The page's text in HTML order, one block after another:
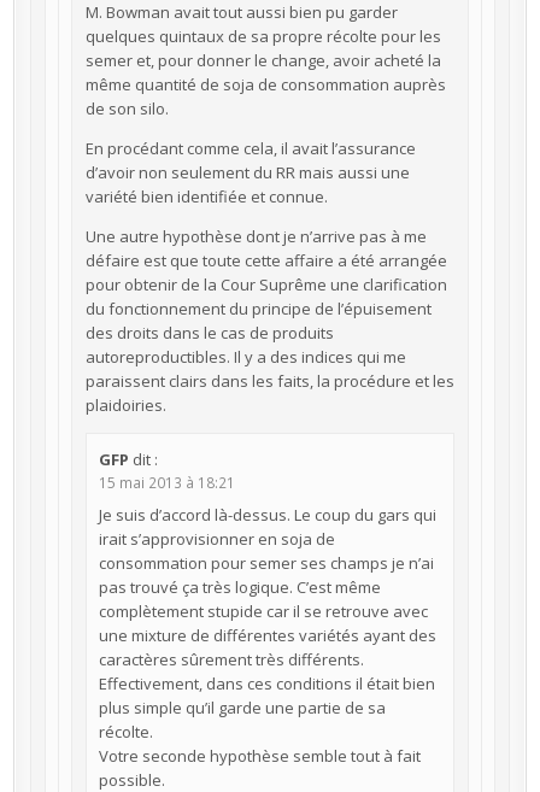
M. Bowman avait tout aussi bien pu garder
quelques quintaux de sa propre récolte pour les
semer et, pour donner le change, avoir acheté la
même quantité de soja de consommation auprès
de son silo.
En procédant comme cela, il avait l’assurance
d’avoir non seulement du RR mais aussi une
variété bien identifiée et connue.
Une autre hypothèse dont je n’arrive pas à me
défaire est que toute cette affaire a été arrangée
pour obtenir de la Cour Suprême une clarification
du fonctionnement du principe de l’épuisement
des droits dans le cas de produits
autoreproductibles. Il y a des indices qui me
paraissent clairs dans les faits, la procédure et les
plaidoiries.
GFP dit :
15 mai 2013 à 18:21
Je suis d’accord là-dessus. Le coup du gars qui
irait s’approvisionner en soja de
consommation pour semer ses champs je n’ai
pas trouvé ça très logique. C’est même
complètement stupide car il se retrouve avec
une mixture de différentes variétés ayant des
caractères sûrement très différents.
Effectivement, dans ces conditions il était bien
plus simple qu’il garde une partie de sa
récolte.
Votre seconde hypothèse semble tout à fait
possible.